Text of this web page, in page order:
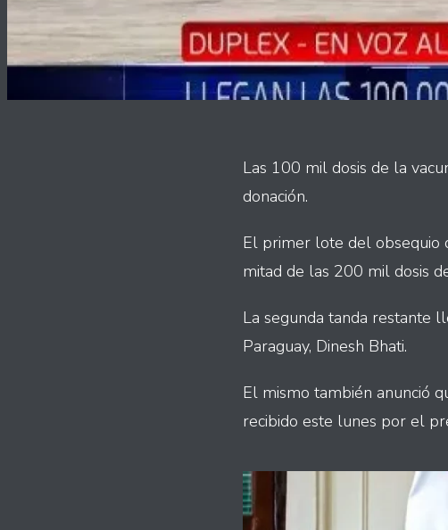
Las 100 mil dosis de la
donación.
El primer lote del obsequio
mitad de las 200 mil dosis
La segunda tanda restante
Paraguay, Dinesh Bhati.
El mismo también anunció
recibido este lunes por el